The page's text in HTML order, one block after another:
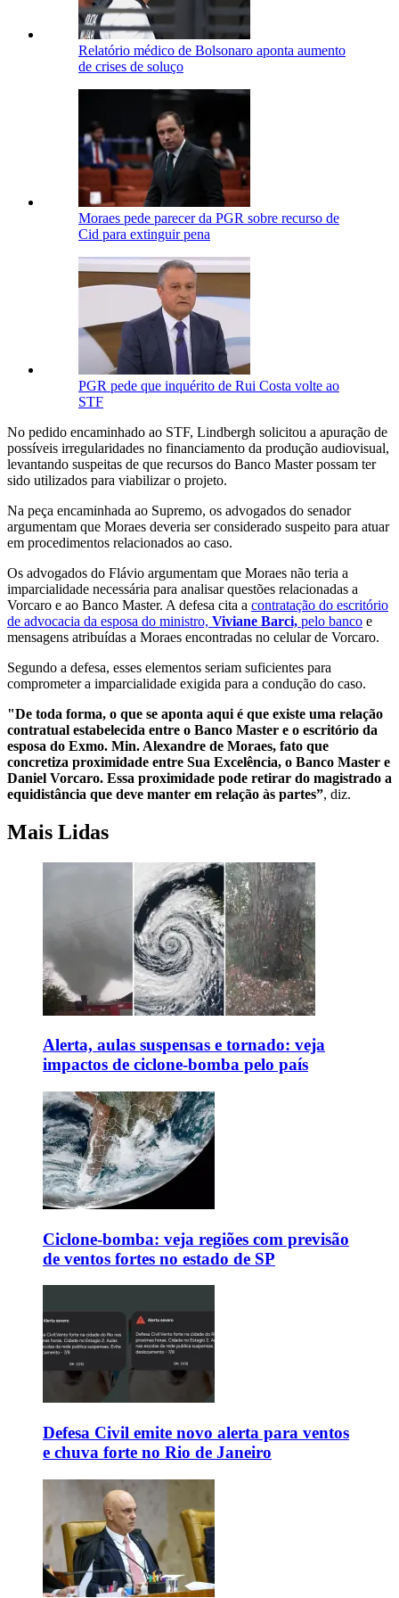
Relatório médico de Bolsonaro aponta aumento
de crises de soluço
Moraes pede parecer da PGR sobre recurso de
Cid para extinguir pena
PGR pede que inquérito de Rui Costa volte ao
STF
No pedido encaminhado ao STF, Lindbergh solicitou a apuração de
possíveis irregularidades no financiamento da produção audiovisual,
levantando suspeitas de que recursos do Banco Master possam ter
sido utilizados para viabilizar o projeto.
Na peça encaminhada ao Supremo, os advogados do senador
argumentam que Moraes deveria ser considerado suspeito para atuar
em procedimentos relacionados ao caso.
Os advogados do Flávio argumentam que Moraes não teria a
imparcialidade necessária para analisar questões relacionadas a
Vorcaro e ao Banco Master. A defesa cita a contratação do escritório
de advocacia da esposa do ministro, Viviane Barci, pelo banco e
mensagens atribuídas a Moraes encontradas no celular de Vorcaro.
Segundo a defesa, esses elementos seriam suficientes para
comprometer a imparcialidade exigida para a condução do caso.
"De toda forma, o que se aponta aqui é que existe uma relação
contratual estabelecida entre o Banco Master e o escritório da
esposa do Exmo. Min. Alexandre de Moraes, fato que
concretiza proximidade entre Sua Excelência, o Banco Master e
Daniel Vorcaro. Essa proximidade pode retirar do magistrado a
equidistância que deve manter em relação às partes”, diz.
Mais Lidas
Alerta, aulas suspensas e tornado: veja
impactos de ciclone-bomba pelo país
Ciclone-bomba: veja regiões com previsão
de ventos fortes no estado de SP
Defesa Civil emite novo alerta para ventos
e chuva forte no Rio de Janeiro